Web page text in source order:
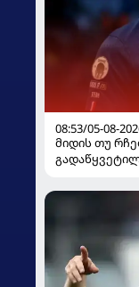
08:53/05-08-
მიდის თუ